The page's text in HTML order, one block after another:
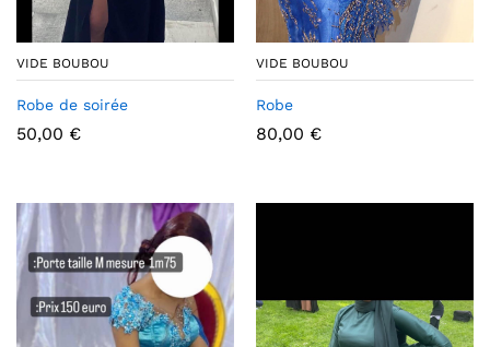
VIDE BOUBOU
Robe de soirée
50,00 €
VIDE BOUBOU
Robe
80,00 €